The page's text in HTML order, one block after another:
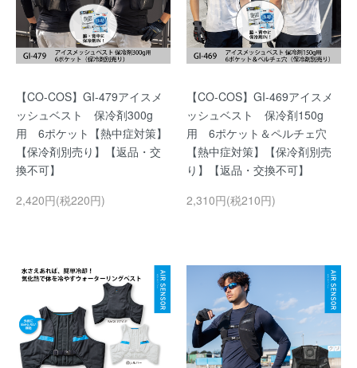
【CO-COS】GI-479アイスメ
ッシュベスト 保冷剤300g
用 6ポケット【熱中症対策】
【保冷剤別売り】【返品・交
換不可】
2,420円(税220円)
【CO-COS】GI-469アイスメ
ッシュベスト 保冷剤150g
用 6ポケット＆ペルチェ穴
【熱中症対策】【保冷剤別売
り】【返品・交換不可】
2,310円(税210円)